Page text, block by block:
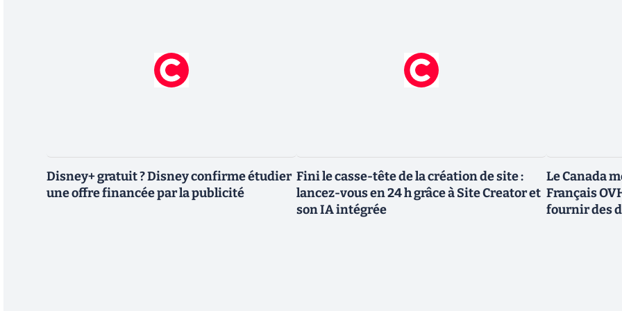
Disney+ gratuit ? Disney confirme étudier
une offre financée par la publicité
Fini le casse-tête de la création de site :
lancez-vous en 24 h grâce à Site Creator et
son IA intégrée
Le Canada
Français
fournir des